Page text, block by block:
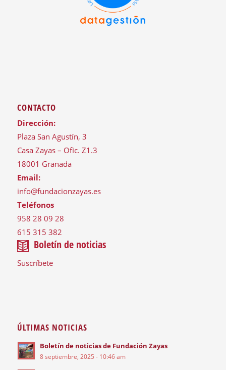
CONTACTO
Dirección:
Plaza San Agustín, 3
Casa Zayas – Ofic. Z1.3
18001 Granada
Email:
info@fundacionzayas.es
Teléfonos
958 28 09 28
615 315 382
Boletín de noticias
Suscríbete
ÚLTIMAS NOTICIAS
Boletín de noticias de Fundación Zayas
8 septiembre, 2025 - 10:46 am